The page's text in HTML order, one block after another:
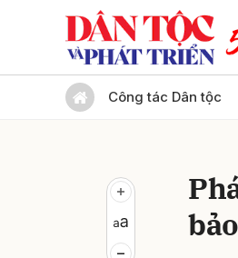
Công tác Dân tộc